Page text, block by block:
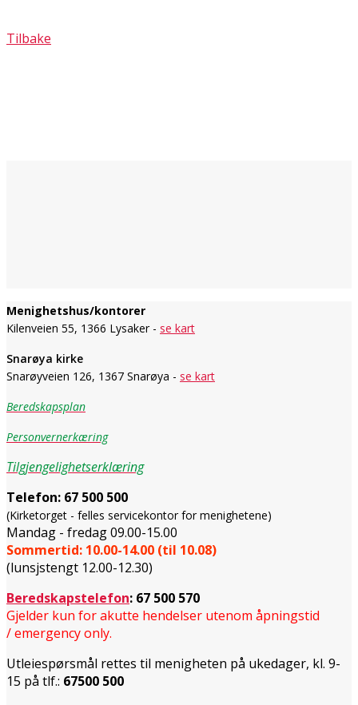
Tilbake
Menighetshus/kontorer
Kilenveien 55, 1366 Lysaker - se kart
Snarøya kirke
Snarøyveien 126, 1367 Snarøya - se kart
Beredskapsplan
Personvernerkæring
Tilgjengelighetserklæring
Telefon: 67 500 500
(Kirketorget - felles servicekontor for menighetene)
Mandag - fredag 09.00-15.00
Sommertid: 10.00-14.00 (til 10.08)
(lunsjstengt 12.00-12.30)
Beredskapstelefon: 67 500 570
Gjelder kun for akutte hendelser utenom åpningstid
/ emergency only.
Utleiespørsmål rettes til menigheten på ukedager, kl. 9-
15 på tlf.: 67500 500